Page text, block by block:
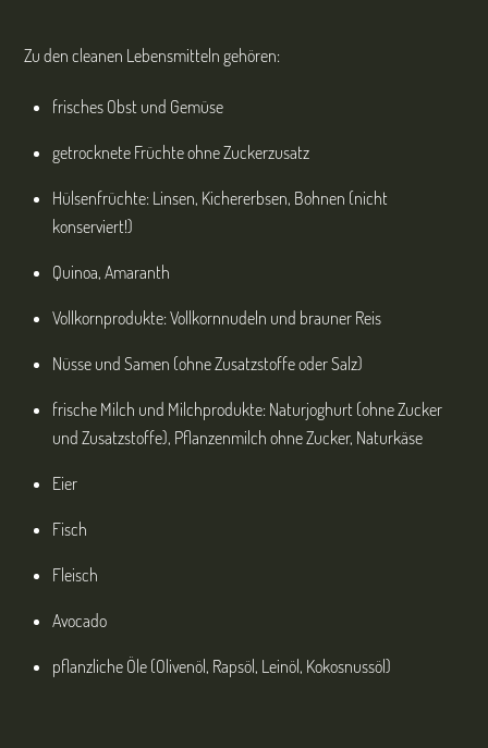
Zu den cleanen Lebensmitteln gehören:
frisches Obst und Gemüse
getrocknete Früchte ohne Zuckerzusatz
Hülsenfrüchte: Linsen, Kichererbsen, Bohnen (nicht
konserviert!)
Quinoa, Amaranth
Vollkornprodukte: Vollkornnudeln und brauner Reis
Nüsse und Samen (ohne Zusatzstoffe oder Salz)
frische Milch und Milchprodukte: Naturjoghurt (ohne Zucker
und Zusatzstoffe), Pflanzenmilch ohne Zucker, Naturkäse
Eier
Fisch
Fleisch
Avocado
pflanzliche Öle (Olivenöl, Rapsöl, Leinöl, Kokosnussöl)